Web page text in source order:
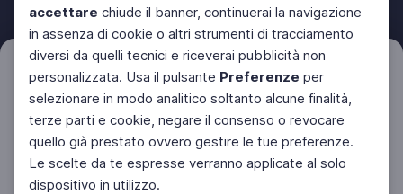
accettare chiude il banner, continuerai la navigazione
in assenza di cookie o altri strumenti di tracciamento
diversi da quelli tecnici e riceverai pubblicità non
personalizzata. Usa il pulsante Preferenze per
selezionare in modo analitico soltanto alcune finalità,
terze parti e cookie, negare il consenso o revocare
quello già prestato ovvero gestire le tue preferenze.
Le scelte da te espresse verranno applicate al solo
dispositivo in utilizzo.
Filtri Azzera